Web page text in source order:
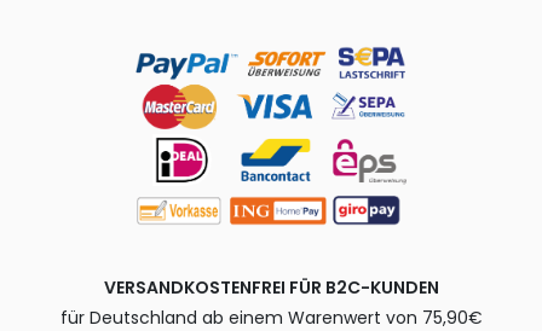
VERSANDKOSTENFREI FÜR B2C-KUNDEN
für Deutschland ab einem Warenwert von 75,90€